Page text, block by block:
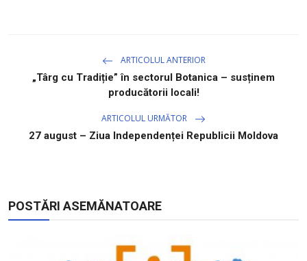
ARTICOLUL ANTERIOR
„Târg cu Tradiție” în sectorul Botanica – susținem
producătorii locali!
ARTICOLUL URMĂTOR
27 august – Ziua Independenței Republicii Moldova
POSTĂRI ASEMĂNATOARE